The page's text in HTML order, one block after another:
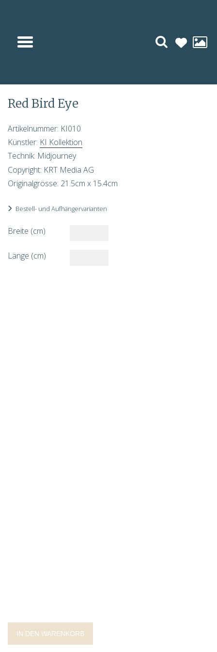
Red Bird Eye
Artikelnummer: KI010
Künstler: KI Kollektion
Technik: Midjourney
Copyright: KRT Media AG
Originalgrösse: 21.5cm x 15.4cm
Bestell- und Aufhängervarianten
Breite (cm)
Länge (cm)
IN DEN WARENKORB